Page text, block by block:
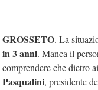
GROSSETO. La
in 3 anni. Manca il
comprendere che dietro
Pasqualini, presidente